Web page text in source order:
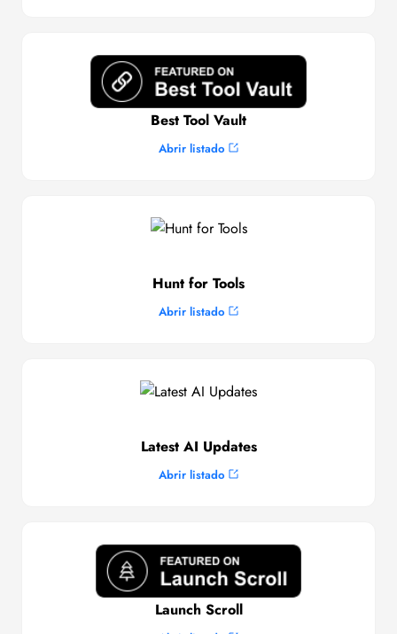
Best Tool Vault
Abrir listado
Hunt for Tools
Abrir listado
Latest AI Updates
Abrir listado
Launch Scroll